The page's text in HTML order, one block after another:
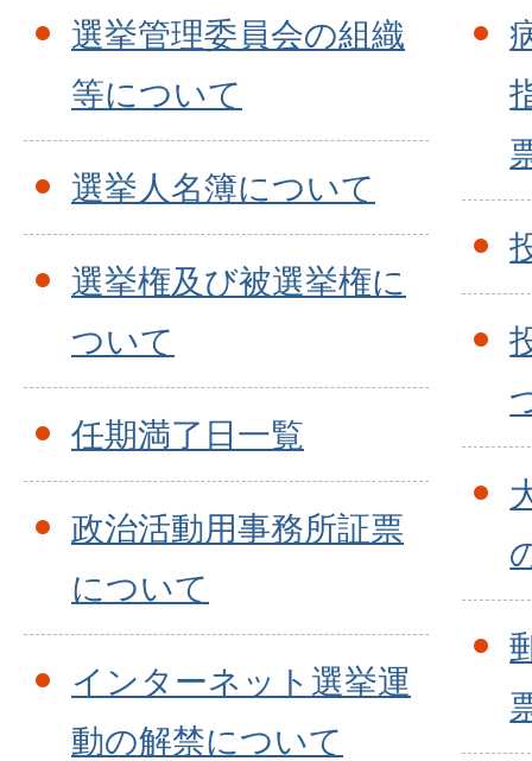
選挙管理委員会の組織
等について
選挙人名簿について
選挙権及び被選挙権に
ついて
任期満了日一覧
政治活動用事務所証票
について
インターネット選挙運
動の解禁について